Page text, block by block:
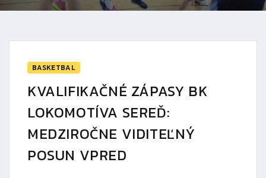
BASKETBAL
KVALIFIKAČNÉ ZÁPASY BK
LOKOMOTÍVA SEREĎ:
MEDZIROČNE VIDITEĽNÝ
POSUN VPRED